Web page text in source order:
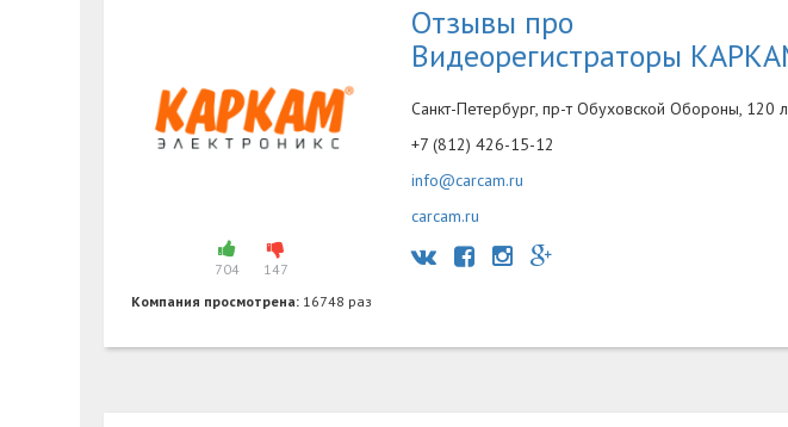
704
147
Компания просмотрена: 16748 раз
Отзывы про
Видеорегистраторы
Санкт-Петербург, пр-т Обуховской Обороны, 120
+7 (812) 426-15-12
info@carcam.ru
carcam.ru